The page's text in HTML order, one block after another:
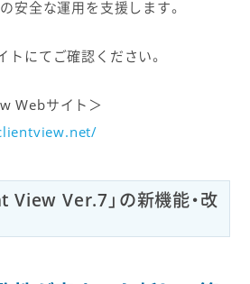
安全な運用を支援します。
にてご確認ください。
Webサイト＞
View Ver.7」の新機能・改